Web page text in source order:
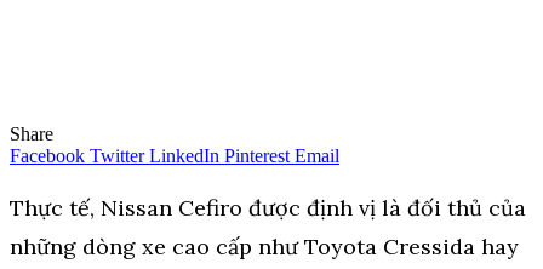
Share
Facebook Twitter LinkedIn Pinterest Email
Thực tế, Nissan Cefiro được định vị là đối thủ của
những dòng xe cao cấp như Toyota Cressida hay